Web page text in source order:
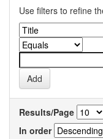
Use filters to refine
Results/Page
In order